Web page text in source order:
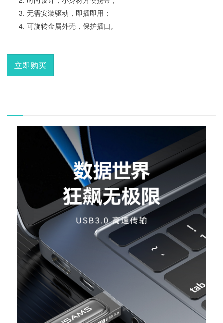
无需安装驱动，即插即用；
可旋转金属外壳，保护插口。
立即购买